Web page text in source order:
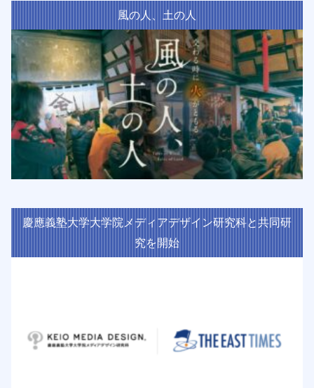
風の人、土の人
慶應義塾大学大学院メディアデザイン研究科と共同研
究を開始